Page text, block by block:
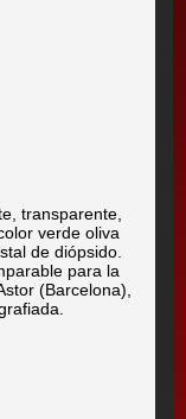
transparente,
verde oliva
de diópsido.
para la
(Barcelona),